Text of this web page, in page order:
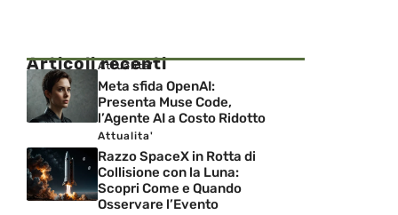
Articoli recenti
Attualita'
Meta sfida OpenAI:
Presenta Muse Code,
l’Agente AI a Costo Ridotto
Attualita'
Razzo SpaceX in Rotta di
Collisione con la Luna:
Scopri Come e Quando
Osservare l’Evento